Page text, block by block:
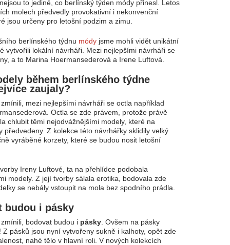
to jediné, co berlínský týden módy přinesl. Letos
molech předvedly provokativní i nekonvenční
jsou určeny pro letošní podzim a zimu.
berlínského týdnu módy jsme mohli vidět unikátní
vytvořili lokální návrháři. Mezi nejlepšími návrháři se
a to Marina Hoermansederová a Irene Luftová.
během berlínského týdne
zaujaly?
mezi nejlepšími návrháři se octla například
Octla se zde právem, protože právě
chlubit těmi nejodvážnějšími modely, které na
předvedeny. Z kolekce této návrhářky sklidily velký
vyráběné korzety, které se budou nosit letošní
Ireny Luftové, ta na přehlídce podobala
modely. Z její tvorby sálala erotika, bodovala zde
se nebály vstoupit na mola bez spodního prádla.
budou i pásky
bodovat budou i pásky . Ovšem na pásky
Z pásků jsou nyní vytvořeny sukně i kalhoty, opět zde
nahé tělo v hlavní roli. V nových kolekcích